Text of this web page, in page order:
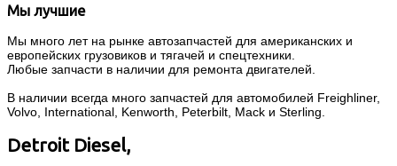
Мы лучшие
Мы много лет на рынке автозапчастей для американских и
европейских грузовиков и тягачей и спецтехники.
Любые запчасти в наличии для ремонта двигателей.
В наличии всегда много запчастей для автомобилей Freighliner,
Volvo, International, Kenworth, Peterbilt, Mack и Sterling.
Detroit Diesel,